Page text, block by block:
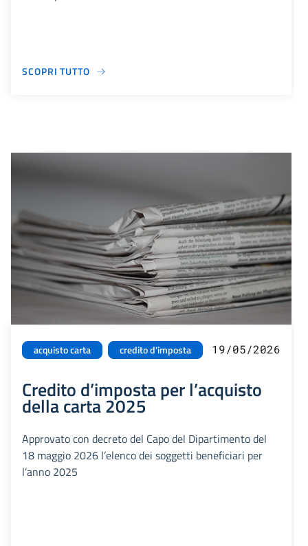
SCOPRI TUTTO
acquisto carta credito d'imposta 19/05/2026
Credito d’imposta per l’acquisto
della carta 2025
Approvato con decreto del Capo del Dipartimento del
18 maggio 2026 l’elenco dei soggetti beneficiari per
l’anno 2025